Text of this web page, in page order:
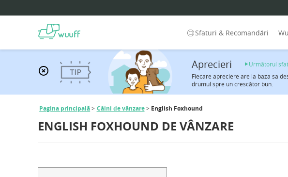
Sfaturi & Recomandări
Aprecieri
Următorul sfat
Fiecare apreciere are la baza sa
drumul spre un crescător bun.
Pagina principală Câini de vânzare English Foxhound
ENGLISH FOXHOUND DE VÂNZARE